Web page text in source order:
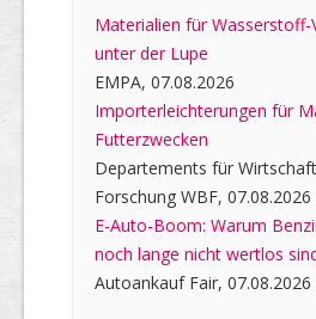
Materialien für Wasserstoff-
unter der Lupe
EMPA, 07.08.2026
Importerleichterungen für
Futterzwecken
Departements für
Forschung WBF, 07.08.2026
E-Auto-Boom: Warum
noch lange nicht wertlos
Autoankauf Fair, 07.08.2026